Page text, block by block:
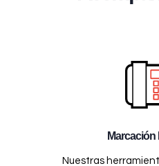
Marcación
Nuestras